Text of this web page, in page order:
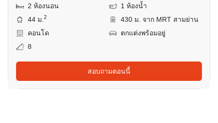
2 ห้องนอน
1 ห้องน้ำ
44 ม.2
430 ม. จาก MRT สามย่าน
คอนโด
ตกแต่งพร้อมอยู่
8
สอบถามตอนนี้